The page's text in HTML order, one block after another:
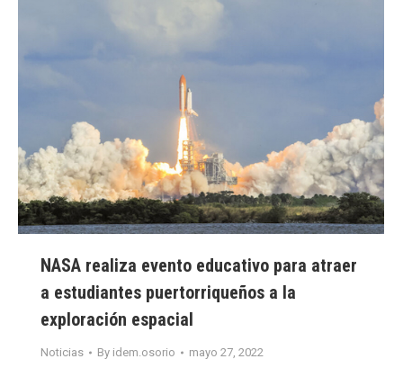
NASA realiza evento educativo para atraer
a estudiantes puertorriqueños a la
exploración espacial
Noticias By idem.osorio mayo 27, 2022